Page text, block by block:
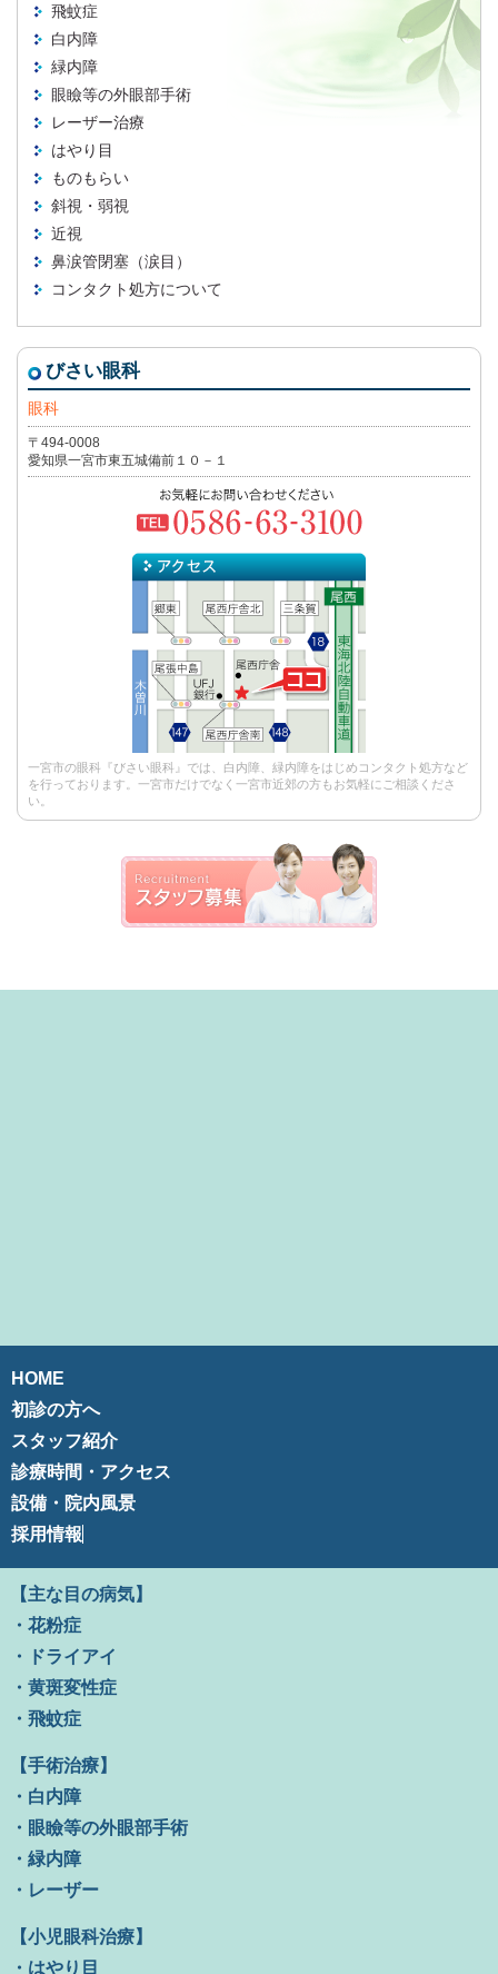
飛蚊症
白内障
緑内障
眼瞼等の外眼部手術
レーザー治療
はやり目
ものもらい
斜視・弱視
近視
鼻涙管閉塞（涙目）
コンタクト処方について
びさい眼科
眼科
〒494-0008
愛知県一宮市東五城備前１０－１
一宮市の眼科『びさい眼科』では、白内障、緑内障をはじめコンタクト処方など
を行っております。一宮市だけでなく一宮市近郊の方もお気軽にご相談くださ
い。
HOME
初診の方へ
スタッフ紹介
診療時間・アクセス
設備・院内風景
採用情報
【主な目の病気】
・花粉症
・ドライアイ
・黄斑変性症
・飛蚊症
【手術治療】
・白内障
・眼瞼等の外眼部手術
・緑内障
・レーザー
【小児眼科治療】
・はやり目